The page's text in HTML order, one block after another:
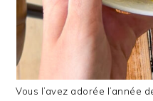
Vous l’avez adorée l’année